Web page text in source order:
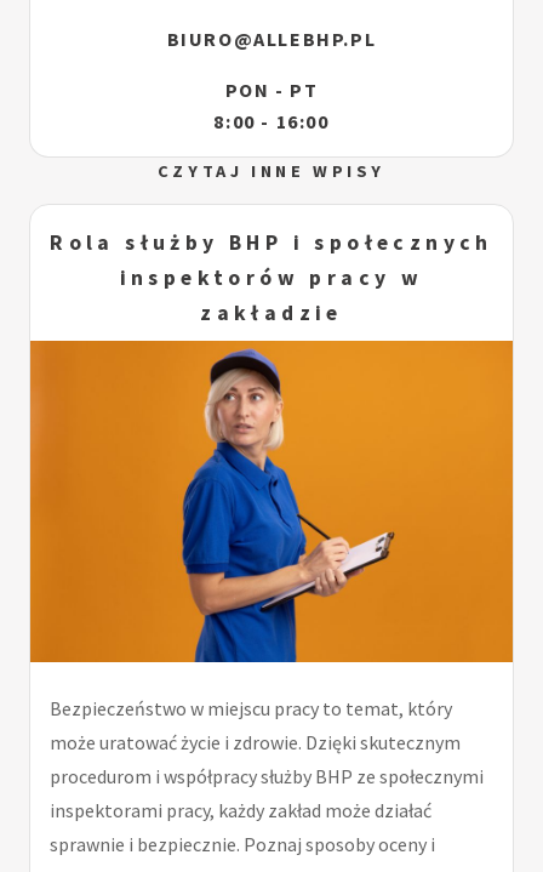
BIURO@ALLEBHP.PL
PON - PT
8:00 - 16:00
CZYTAJ INNE WPISY
Rola służby BHP i społecznych
inspektorów pracy w
zakładzie
Bezpieczeństwo w miejscu pracy to temat, który
może uratować życie i zdrowie. Dzięki skutecznym
procedurom i współpracy służby BHP ze społecznymi
inspektorami pracy, każdy zakład może działać
sprawnie i bezpiecznie. Poznaj sposoby oceny i